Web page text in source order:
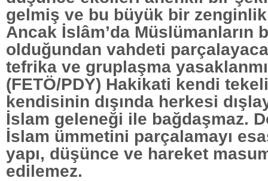
gelmiş ve bu büyük bir
Ancak İslâm’da Müslümanların
olduğundan vahdeti
tefrika ve gruplaşma
(FETÖ/PDY) Hakikati kendi
kendisinin dışında herkesi
İslam geleneği ile bağdaşmaz.
İslam ümmetini parçalamayı
yapı, düşünce ve hareket
edilemez.